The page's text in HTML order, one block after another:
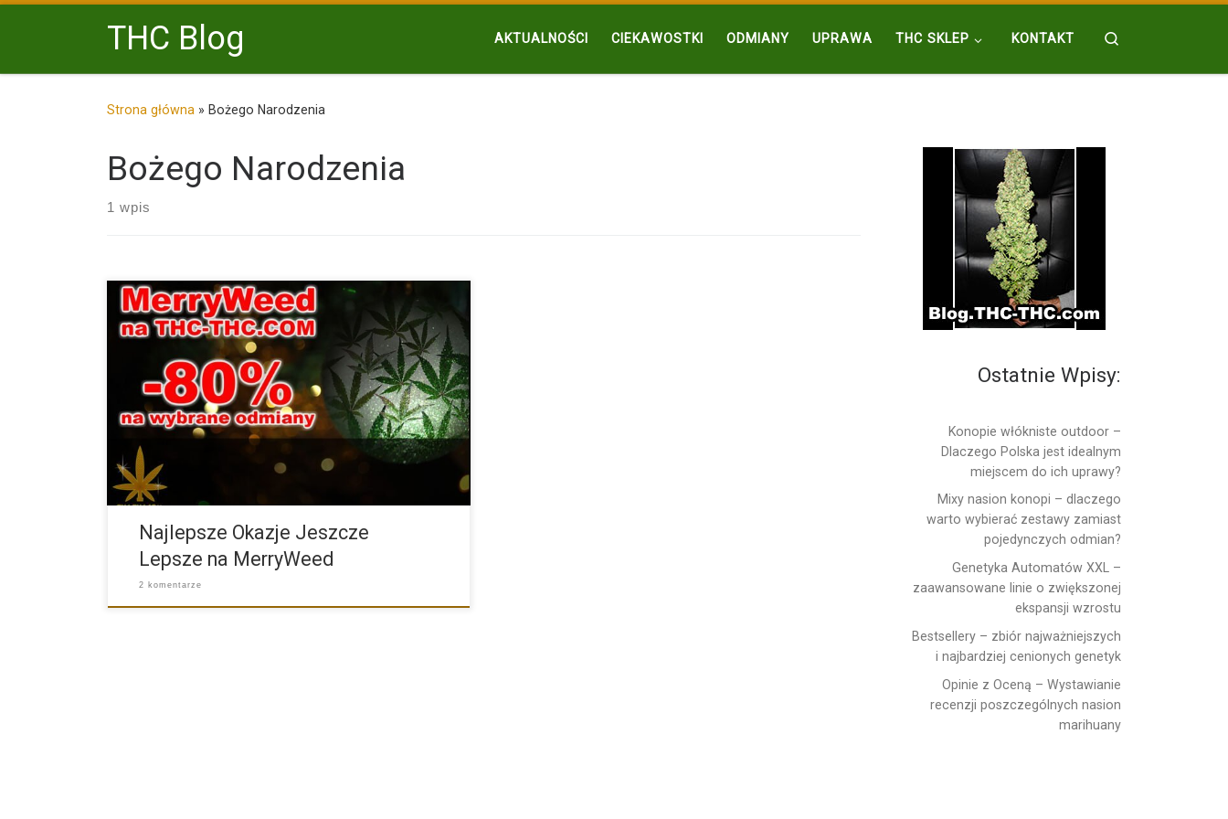
Przejdź do treściTHC Blog AKTUALNOŚCI CIEKAWOSTKI ODMIANY UPRAWA THC SKLEP KONTAKT
Strona główna » Bożego Narodzenia
Bożego Narodzenia
1 wpis
MerryWeed to nasza specjalna oferta, którą uruchamiamy z
okazji Świąt […]
Najlepsze Okazje Jeszcze
Lepsze na MerryWeed
2 komentarze
Ostatnie Wpisy:
Konopie włókniste outdoor –
Dlaczego Polska jest idealnym
miejscem do ich uprawy?
Mixy nasion konopi – dlaczego
warto wybierać zestawy zamiast
pojedynczych odmian?
Genetyka Automatów XXL –
zaawansowane linie o zwiększonej
ekspansji wzrostu
Bestsellery – zbiór najważniejszych
i najbardziej cenionych genetyk
Opinie z Oceną – Wystawianie
recenzji poszczególnych nasion
marihuany